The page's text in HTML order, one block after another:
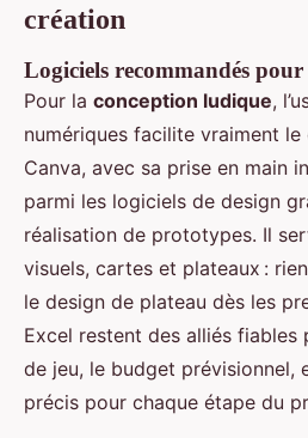
création
Logiciels recommandés
Pour la conception ludique,
numériques facilite vraiment le
Canva, avec sa prise en main
parmi les logiciels de design
réalisation de prototypes. Il
visuels, cartes et plateaux :
le design de plateau dès les
Excel restent des alliés fiables
de jeu, le budget prévisionnel,
précis pour chaque étape du